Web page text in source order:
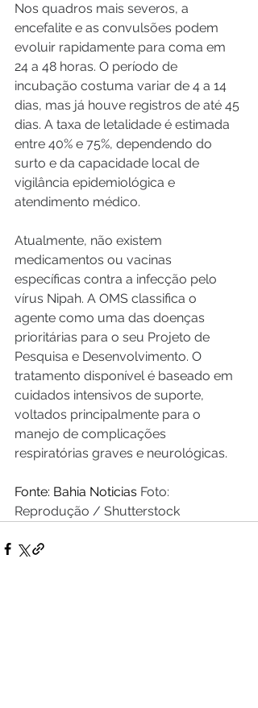
Nos quadros mais severos, a
encefalite e as convulsões podem
evoluir rapidamente para coma em
24 a 48 horas. O período de
incubação costuma variar de 4 a 14
dias, mas já houve registros de até 45
dias. A taxa de letalidade é estimada
entre 40% e 75%, dependendo do
surto e da capacidade local de
vigilância epidemiológica e
atendimento médico.
Atualmente, não existem
medicamentos ou vacinas
específicas contra a infecção pelo
vírus Nipah. A OMS classifica o
agente como uma das doenças
prioritárias para o seu Projeto de
Pesquisa e Desenvolvimento. O
tratamento disponível é baseado em
cuidados intensivos de suporte,
voltados principalmente para o
manejo de complicações
respiratórias graves e neurológicas.
Fonte: Bahia Noticias Foto:
Reprodução / Shutterstock